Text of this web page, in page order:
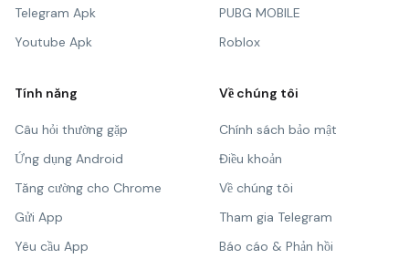
Telegram Apk
Youtube Apk
PUBG MOBILE
Roblox
Tính năng
Câu hỏi thường gặp
Ứng dụng Android
Tăng cường cho Chrome
Gửi App
Yêu cầu App
Về chúng tôi
Chính sách bảo mật
Điều khoản
Về chúng tôi
Tham gia Telegram
Báo cáo & Phản hồi